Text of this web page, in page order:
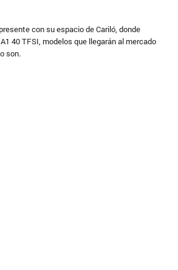
con su espacio de Cariló, donde
40 TFSI, modelos que llegarán al mercado
son.